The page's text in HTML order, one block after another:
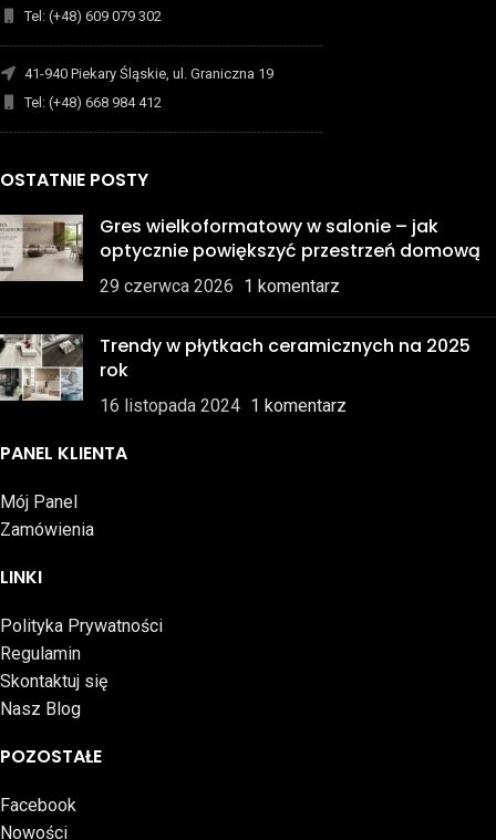
Tel: (+48) 609 079 302
-------------------------------------------------------------------------
41-940 Piekary Śląskie, ul. Graniczna 19
Tel: (+48) 668 984 412
-------------------------------------------------------------------------
OSTATNIE POSTY
Gres wielkoformatowy w salonie – jak
optycznie powiększyć przestrzeń domową
29 czerwca 2026 1 komentarz
Trendy w płytkach ceramicznych na 2025
rok
16 listopada 2024 1 komentarz
PANEL KLIENTA
Mój Panel
Zamówienia
LINKI
Polityka Prywatności
Regulamin
Skontaktuj się
Nasz Blog
POZOSTAŁE
Facebook
Nowości